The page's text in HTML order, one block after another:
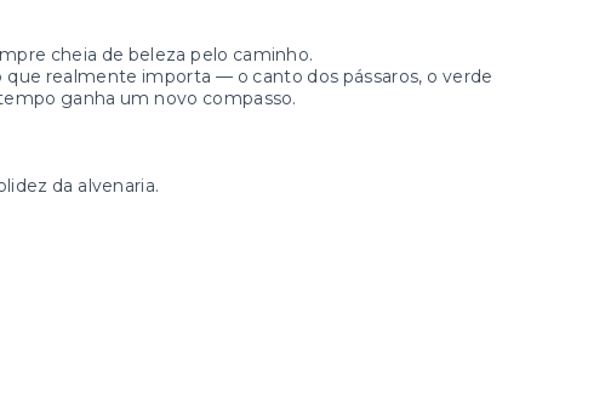
cheia de beleza pelo caminho.
que realmente importa — o canto dos pássaros, o verde
ganha um novo compasso.
da alvenaria.